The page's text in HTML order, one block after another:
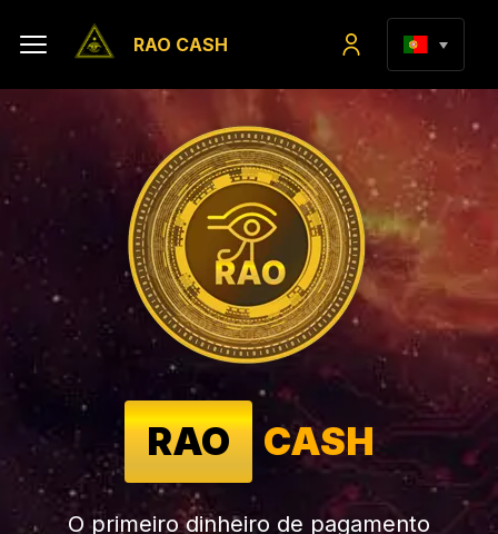
RAO CASH
RAO CASH
O primeiro dinheiro de pagamento